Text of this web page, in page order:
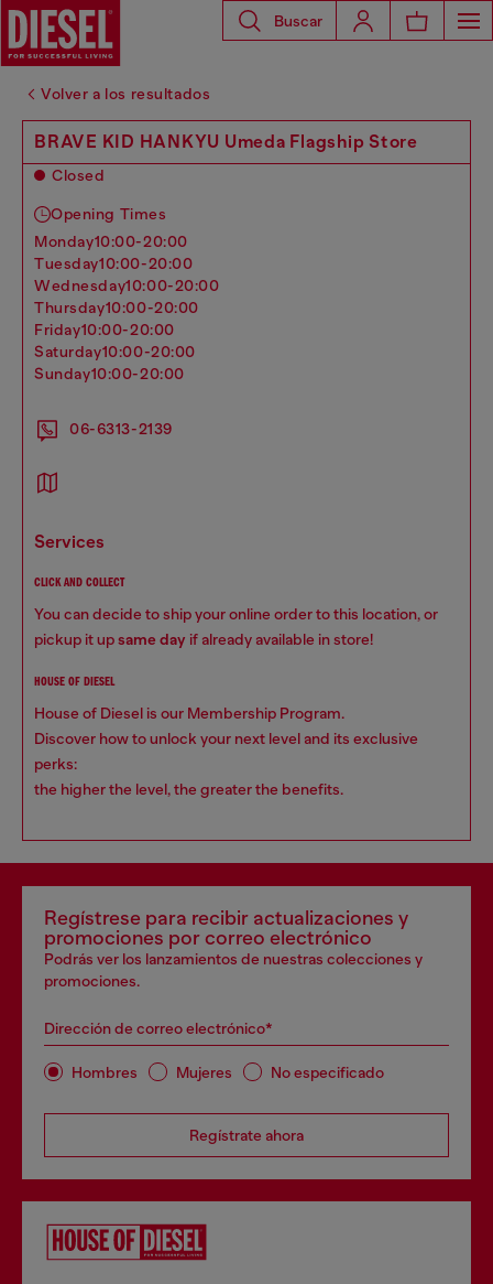
Buscar
Volver a los resultados
BRAVE KID HANKYU Umeda Flagship Store
Closed
Opening Times
monday10:00-20:00
tuesday10:00-20:00
wednesday10:00-20:00
thursday10:00-20:00
friday10:00-20:00
saturday10:00-20:00
sunday10:00-20:00
06-6313-2139
services
CLICK AND COLLECT
You can decide to ship your online order to this location, or
pickup it upsame day if already available in store!
HOUSE OF DIESEL
House of Diesel is our Membership Program.
Discover how to unlock your next level and its exclusive
perks:
the higher the level, the greater the benefits.
Regístrese para recibir actualizaciones y
promociones por correo electrónico
Podrás ver los lanzamientos de nuestras colecciones y
promociones.
Dirección de correo electrónico*
Hombres Mujeres No especificado
Regístrate ahora